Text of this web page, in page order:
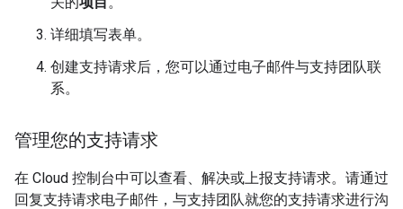
详细填写表单。
创建支持请求后，您可以通过电子邮件与支持团队联
系。
管理您的支持请求
在 Cloud 控制台中可以查看、解决或上报支持请求。请通过
回复支持请求电子邮件，与支持团队就您的支持请求进行沟